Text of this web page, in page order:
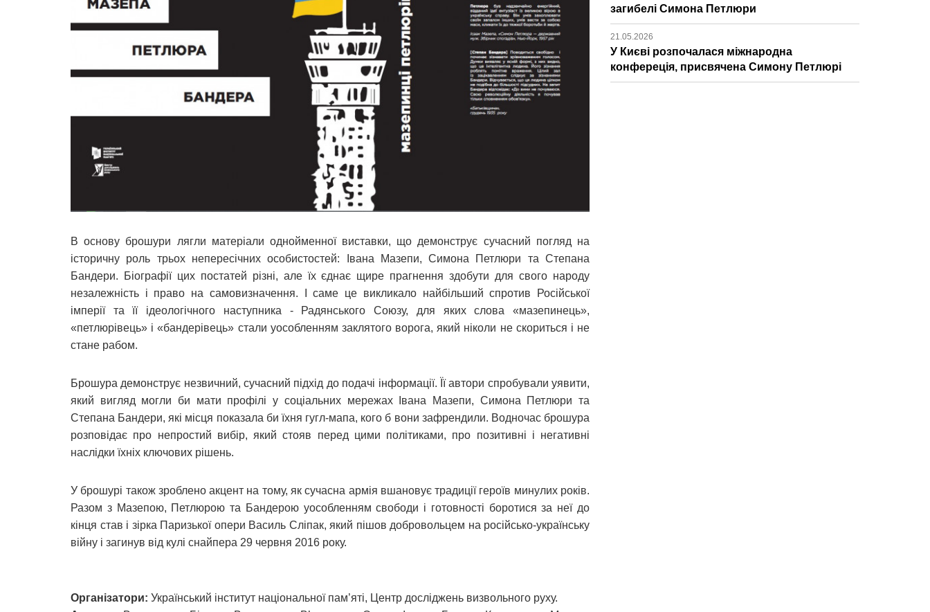
В основу брошури лягли матеріали однойменної виставки, що демонструє сучасний погляд на
історичну роль трьох непересічних особистостей: Івана Мазепи, Симона Петлюри та Степана
Бандери. Біографії цих постатей різні, але їх єднає щире прагнення здобути для свого народу
незалежність і право на самовизначення. І саме це викликало найбільший спротив Російської
імперії та її ідеологічного наступника - Радянського Союзу, для яких слова «мазепинець»,
«петлюрівець» і «бандерівець» стали уособленням заклятого ворога, який ніколи не скориться і не
стане рабом.
Брошура демонструє незвичний, сучасний підхід до подачі інформації. Її автори спробували уявити,
який вигляд могли би мати профілі у соціальних мережах Івана Мазепи, Симона Петлюри та
Степана Бандери, які місця показала би їхня гугл-мапа, кого б вони зафрендили. Водночас брошура
розповідає про непростий вибір, який стояв перед цими політиками, про позитивні і негативні
наслідки їхніх ключових рішень.
У брошурі також зроблено акцент на тому, як сучасна армія вшановує традиції героїв минулих років.
Разом з Мазепою, Петлюрою та Бандерою уособленням свободи і готовності боротися за неї до
кінця став і зірка Паризької опери Василь Сліпак, який пішов добровольцем на російсько-українську
війну і загинув від кулі снайпера 29 червня 2016 року.
Організатори: Український інститут національної пам’яті, Центр досліджень визвольного руху.
загибелі Симона Петлюри
21.05.2026
У Києві розпочалася міжнародна
конфереція, присвячена Симону Петлюрі